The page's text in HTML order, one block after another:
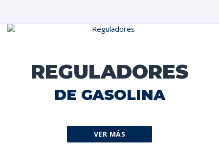
REGULADORES
DE GASOLINA
VER MÁS